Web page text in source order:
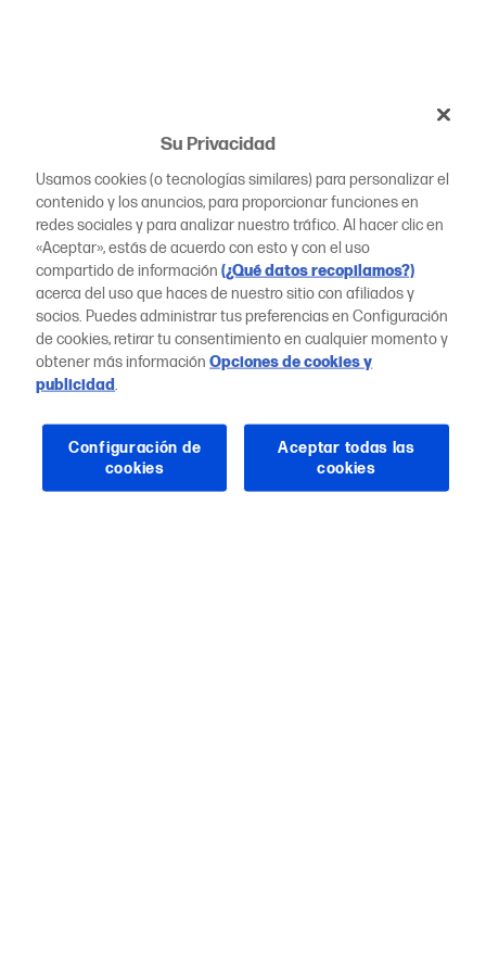
Su Privacidad
Usamos cookies (o tecnologías similares) para personalizar el
contenido y los anuncios, para proporcionar funciones en
redes sociales y para analizar nuestro tráfico. Al hacer clic en
«Aceptar», estás de acuerdo con esto y con el uso
compartido de información(¿Qué datos recopilamos?)
acerca del uso que haces de nuestro sitio con afiliados y
socios. Puedes administrar tus preferencias en Configuración
de cookies, retirar tu consentimiento en cualquier momento y
obtener más informaciónOpciones de cookies y
publicidad.
Configuración de
cookies
Aceptar todas las
cookies